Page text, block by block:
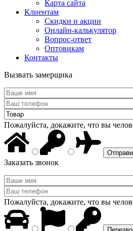
Карта сайта
Клиентам
Скидки и акции
Онлайн-калькулятор
Вопрос-ответ
Оптовикам
Контакты
Вызвать замерщика
Пожалуйста, докажите, что вы
Заказать звонок
Пожалуйста, докажите, что вы